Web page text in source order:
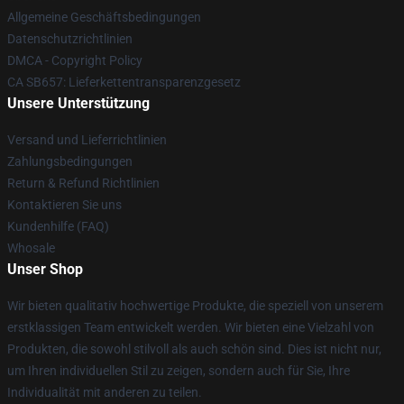
Allgemeine Geschäftsbedingungen
Datenschutzrichtlinien
DMCA - Copyright Policy
CA SB657: Lieferkettentransparenzgesetz
Unsere Unterstützung
Versand und Lieferrichtlinien
Zahlungsbedingungen
Return & Refund Richtlinien
Kontaktieren Sie uns
Kundenhilfe (FAQ)
Whosale
Unser Shop
Wir bieten qualitativ hochwertige Produkte, die speziell von unserem
erstklassigen Team entwickelt werden. Wir bieten eine Vielzahl von
Produkten, die sowohl stilvoll als auch schön sind. Dies ist nicht nur,
um Ihren individuellen Stil zu zeigen, sondern auch für Sie, Ihre
Individualität mit anderen zu teilen.